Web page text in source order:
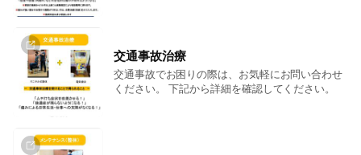
交通事故治療
交通事故でお困りの際は、お気軽にお問い合わせ
ください。 下記から詳細を確認してください。